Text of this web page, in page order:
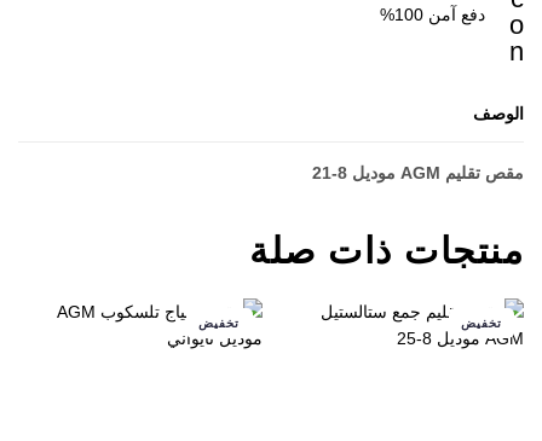
دفع آمن 100%
الوصف
مقص تقليم AGM موديل 8-21
منتجات ذات صلة
تخفيض تخفيض